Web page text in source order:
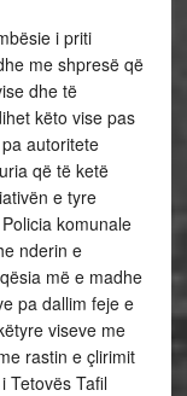
i priti
me shpresë që
dhe të
këto vise pas
autoritete
që të ketë
e tyre
komunale
nderin e
më e madhe
pa dallim feje e
viseve me
rastin e çlirimit
Tetovës Tafil